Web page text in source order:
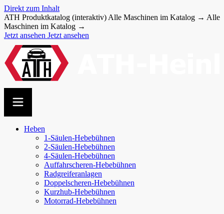
Direkt zum Inhalt
ATH Produktkatalog (interaktiv) Alle Maschinen im Katalog → Alle
Maschinen im Katalog →
Jetzt ansehen Jetzt ansehen
Heben
1-Säulen-Hebebühnen
2-Säulen-Hebebühnen
4-Säulen-Hebebühnen
Auffahr­scheren-​Hebebühnen
Radgreiferanlagen
Doppel­scheren-​Hebebühnen
Kurzhub-Hebebühnen
Motorrad-Hebebühnen